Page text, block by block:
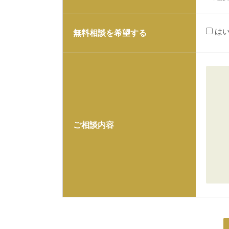
無料相談を希望する はい
ご相談内容